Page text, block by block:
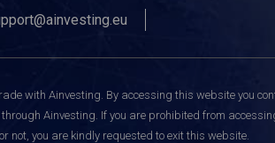
with Ainvesting. By accessing this website you
Ainvesting. If you are prohibited from
not, you are kindly requested to exit this website.